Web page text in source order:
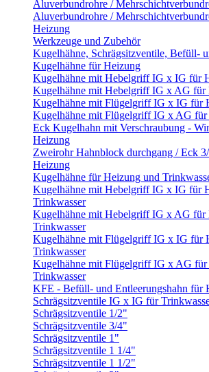
Aluverbundrohre /
Aluverbundrohre /
Heizung
Werkzeuge und Zubehör
Kugelhähne, Schrägsitzventile, Befüll-
Kugelhähne für Heizung
Kugelhähne mit Hebelgriff IG x IG für
Kugelhähne mit Hebelgriff IG x AG für
Kugelhähne mit Flügelgriff IG x IG für
Kugelhähne mit Flügelgriff IG x AG für
Eck Kugelhahn mit Verschraubung -
Heizung
Zweirohr Hahnblock durchgang / Eck
Heizung
Kugelhähne für Heizung und
Kugelhähne mit Hebelgriff IG x IG für
Trinkwasser
Kugelhähne mit Hebelgriff IG x AG für
Trinkwasser
Kugelhähne mit Flügelgriff IG x IG für
Trinkwasser
Kugelhähne mit Flügelgriff IG x AG für
Trinkwasser
KFE - Befüll- und Entleerungshahn für
Schrägsitzventile IG x IG für
Schrägsitzventile 1/2"
Schrägsitzventile 3/4"
Schrägsitzventile 1"
Schrägsitzventile 1 1/4"
Schrägsitzventile 1 1/2"